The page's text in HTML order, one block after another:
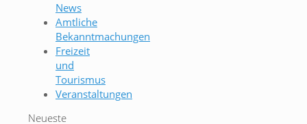
News
Amtliche
Bekanntmachungen
Freizeit
und
Tourismus
Veranstaltungen
Neueste